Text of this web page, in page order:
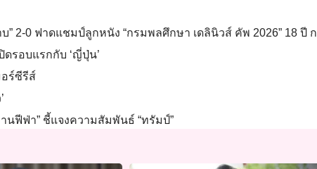
” 2-0 ฟาดแชมป์ลูกหนัง “กรมพลศึกษา เดลินิวส์ คัพ 2026” 18 ปี ก
ดรอบแรกกับ ‘ญี่ปุ่น’
อร์ซีรีส์
นฟีฟ่า” ชี้แจงความสัมพันธ์ “ทรัมป์”